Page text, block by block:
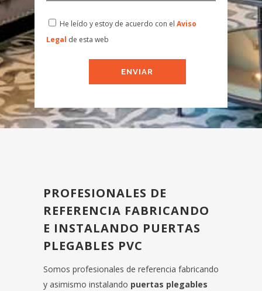
He leído y estoy de acuerdo con el Aviso
Legal de esta web
PROFESIONALES DE
REFERENCIA FABRICANDO
E INSTALANDO PUERTAS
PLEGABLES PVC
Somos profesionales de referencia fabricando
y asimismo instalando puertas plegables